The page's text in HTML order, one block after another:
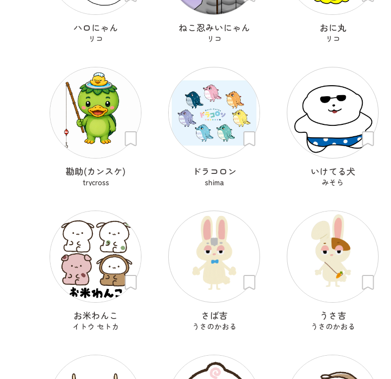
ハロにゃん
リコ
ねこ忍みいにゃん
リコ
おに丸
リコ
勘助(カンスケ)
trycross
ドラコロン
shima
いけてる犬
みそら
お米わんこ
イトウ セトカ
さば吉
うさのかおる
うさ吉
うさのかおる